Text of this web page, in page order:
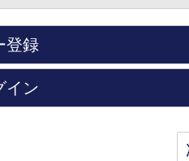
登録
イン